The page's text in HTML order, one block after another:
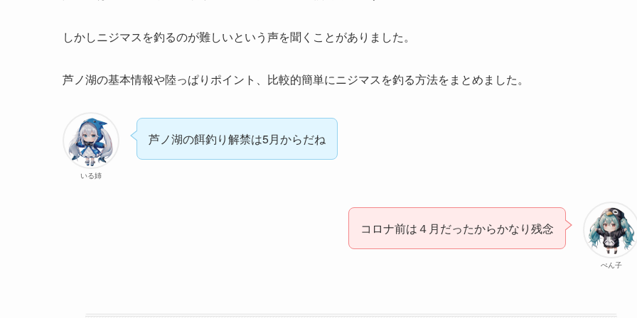
しかしニジマスを釣るのが難しいという声を聞くことがありました。
芦ノ湖の基本情報や陸っぱりポイント、比較的簡単にニジマスを釣る方法をまとめました。
いる姉
芦ノ湖の餌釣り解禁は5月からだね
ぺん子
コロナ前は４月だったからかなり残念